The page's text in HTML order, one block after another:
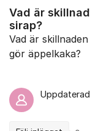
Vad är
sirap?
Vad är
gör äppelkaka?
Uppdaterad